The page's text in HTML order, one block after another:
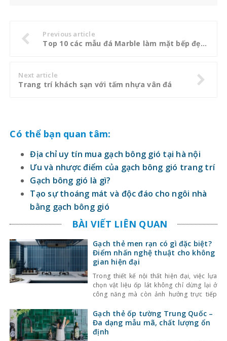
Previous article
Top 10 các mẫu đá Marble làm mặt bếp đẹp nhất hiện nay
Next article
Trang trí khách sạn với tấm nhựa vân đá
Có thể bạn quan tâm:
Địa chỉ uy tín mua gạch bông gió tại hà nội
Ưu và nhược điểm của gạch bông gió trang trí
Gạch bông gió là gì?
Tạo sự thoáng mát và độc đáo cho ngôi nhà
bằng gạch bông gió
BÀI VIẾT LIÊN QUAN
Gạch thẻ men rạn có gì đặc biệt?
Điểm nhấn nghệ thuật cho không
gian hiện đại
Trong thiết kế nội thất hiện đại, việc lựa
chọn vật liệu ốp lát không chỉ dừng lại ở
công năng mà còn ảnh hưởng trực tiếp
Một trong những lựa chọn nổi bật gần đây
là gạch thẻ men rạn – dòng gạch ốp lát
Gạch thẻ ốp tường Trung Quốc –
Đa dạng mẫu mã, chất lượng ổn
định